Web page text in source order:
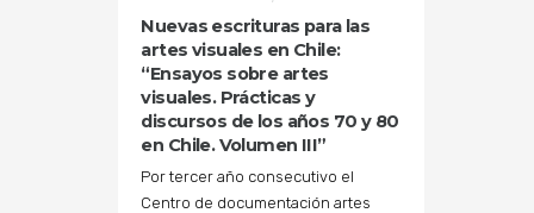
Nuevas escrituras para las
artes visuales en Chile:
“Ensayos sobre artes
visuales. Prácticas y
discursos de los años 70 y 80
en Chile. Volumen III”
Por tercer año consecutivo el
Centro de documentación artes